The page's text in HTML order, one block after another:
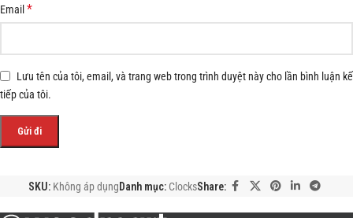
Email *
Lưu tên của tôi, email, và trang web trong trình duyệt này cho lần bình luận kế
tiếp của tôi.
SKU: Không áp dụngDanh mục: ClocksShare: